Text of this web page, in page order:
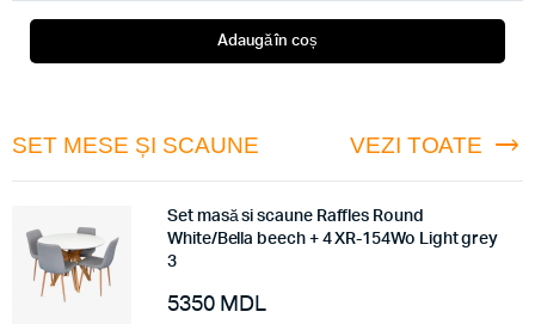
Adaugă în coș
SET MESE ȘI SCAUNE VEZI TOATE
Set masă si scaune Raffles Round
White/Bella beech + 4 XR-154Wo Light grey
3
5350 MDL